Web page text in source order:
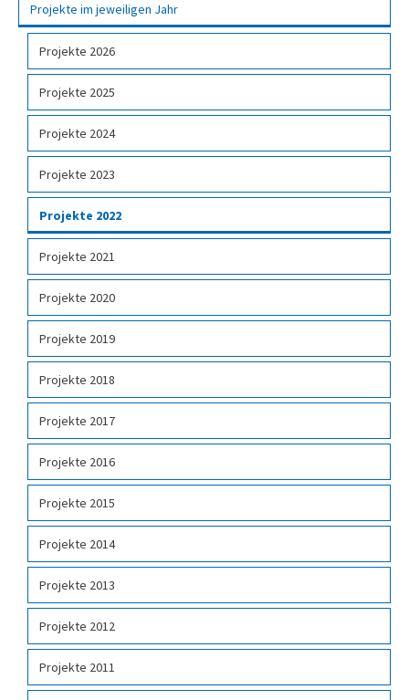
Projekte im jeweiligen Jahr
Projekte 2026
Projekte 2025
Projekte 2024
Projekte 2023
Projekte 2022
Projekte 2021
Projekte 2020
Projekte 2019
Projekte 2018
Projekte 2017
Projekte 2016
Projekte 2015
Projekte 2014
Projekte 2013
Projekte 2012
Projekte 2011